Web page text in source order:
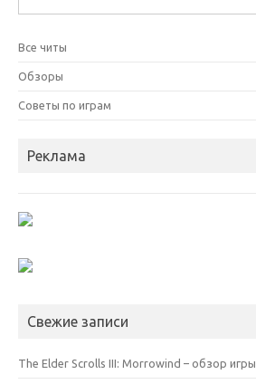
Все читы
Обзоры
Советы по играм
Реклама
Свежие записи
The Elder Scrolls III: Morrowind – обзор игры